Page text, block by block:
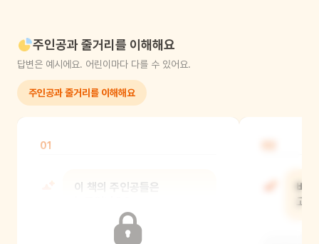
주인공과 줄거리를 이해해요
답변은 예시에요. 어린이마다 다를 수 있어요.
주인공과 줄거리를 이해해요
01
이 책의 주인공들은
바
고